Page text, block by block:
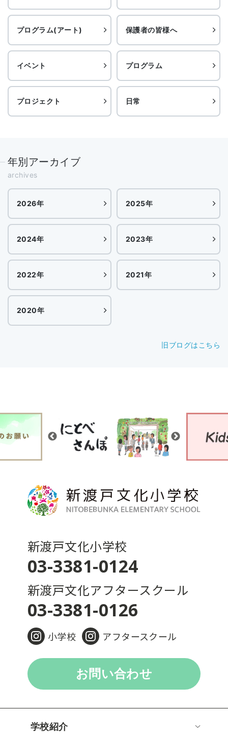
プログラム(アート) 保護者の皆様へ
イベント プログラム
プロジェクト 日常
年別アーカイブ
archives
2026年 2025年
2024年 2023年
2022年 2021年
2020年
旧ブログはこちら
新渡戸文化小学校
03-3381-0124
新渡戸文化アフタースクール
03-3381-0126
小学校 アフタースクール
お問い合わせ
学校紹介